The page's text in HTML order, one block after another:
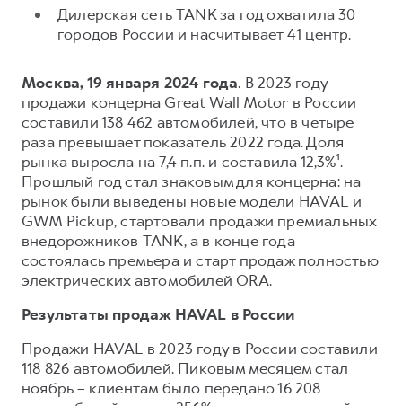
от 3 449 000 ₽
Система управления автопарком
Сервис для корпоративных клиентов
АКСЕССУАРЫ HAVAL
Автомобильные аксессуары
Коллекция CITY
Коллекция Базовая
Коллекция Детская
Подписки
Автомобильные аксессуары
Коллекция CITY
Коллекция Базовая
Коллекция Детская
Дилерская сеть TANK за год охватила 30
городов России и насчитывает 41 центр.
Москва, 19 января 2024 года. В 2023 году
продажи концерна Great Wall Motor в России
составили 138 462 автомобилей, что в четыре
раза превышает показатель 2022 года. Доля
рынка выросла на 7,4 п.п. и составила 12,3%¹.
Прошлый год стал знаковым для концерна: на
рынок были выведены новые модели HAVAL и
GWM Pickup, стартовали продажи премиальных
внедорожников TANK, а в конце года
состоялась премьера и старт продаж полностью
электрических автомобилей ORA.
Результаты продаж HAVAL в России
Продажи HAVAL в 2023 году в России составили
118 826 автомобилей. Пиковым месяцем стал
ноябрь – клиентам было передано 16 208